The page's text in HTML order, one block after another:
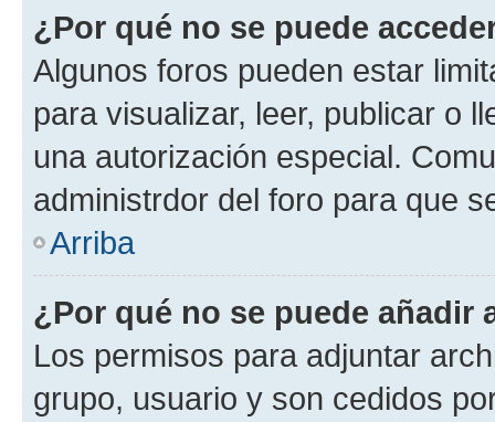
¿Por qué no se puede
Algunos foros pueden estar
para visualizar, leer, publicar o
una autorización especial.
administrdor del foro para que
Arriba
¿Por qué no se puede añadir
Los permisos para adjuntar
grupo, usuario y son cedidos